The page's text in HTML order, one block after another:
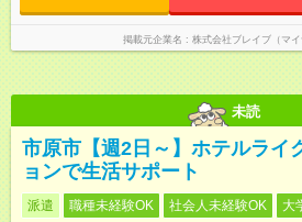
掲載元企業名 株式会社ブレイブ（マイ
未読
市原市【週2日～】ホテルライ
ョンで生活サポート
派遣 職種未経験OK 社会人未経験OK 大